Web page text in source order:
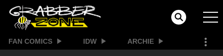
FAN COMICS IDW ARCHIE